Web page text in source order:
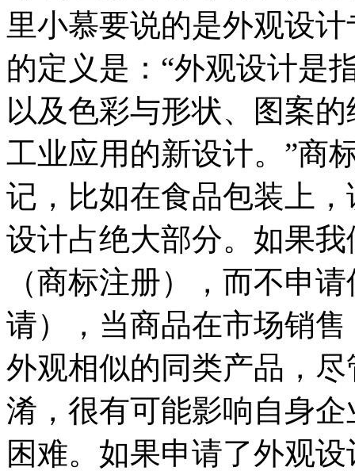
里小慕要说的是外观设
的定义是：“外观设计是
以及色彩与形状、图案
工业应用的新设计。”商
记，比如在食品包装上
设计占绝大部分。如果
（商标注册），而不申
请），当商品在市场销
外观相似的同类产品，
淆，很有可能影响自身
困难。如果申请了外观